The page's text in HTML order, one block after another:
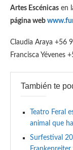
Artes Escénicas en
página web
Claudia Araya +56
Francisca Yévenes
También te
Teatro Feral
animal que
Surfestival